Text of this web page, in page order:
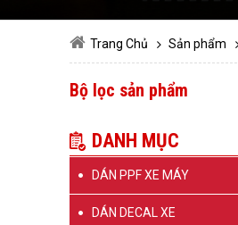
Trang Chủ Sản phẩm
Bộ lọc sản phẩm
DANH MỤC
DÁN PPF XE MÁY
DÁN DECAL XE